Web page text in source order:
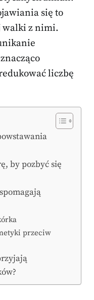
się to
walki z nimi.
liczbę
by pozbyć się
przeciw